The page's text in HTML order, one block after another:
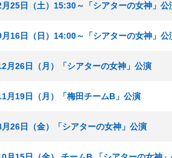
25日（土）15:30～「シアターの女神」公
16日（日）14:00～「シアターの女神」公
月26日（月）「シアターの女神」公演
月19日（月）「梅田チームB」公演
26日（金）「シアターの女神」公演